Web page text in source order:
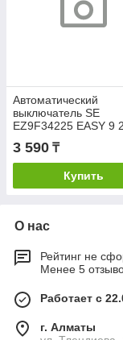
Автоматический
выключатель SE
EZ9F34225 EASY 9
3 590 ₸
Купить
О нас
Рейтинг не
Менее 5
Работает с
г. Алматы